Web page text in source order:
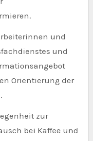
und
und
Orientierung der
zur
bei Kaffee und